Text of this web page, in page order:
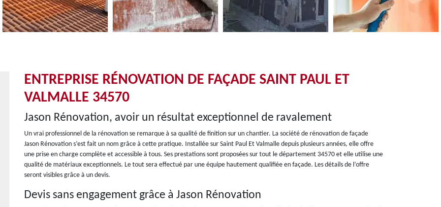
ENTREPRISE RÉNOVATION DE FAÇADE SAINT PAUL ET
VALMALLE 34570
Jason Rénovation, avoir un résultat exceptionnel de ravalement
Un vrai professionnel de la rénovation se remarque à sa qualité de finition sur un chantier. La société de rénovation de façade
Jason Rénovation s’est fait un nom grâce à cette pratique. Installée sur Saint Paul Et Valmalle depuis plusieurs années, elle offre
une prise en charge complète et accessible à tous. Ses prestations sont proposées sur tout le département 34570 et elle utilise une
qualité de matériaux exceptionnels. Le tout sera effectué par une équipe hautement qualifiée en façade. Les détails de l’offre
seront visibles grâce à un devis.
Devis sans engagement grâce à Jason Rénovation